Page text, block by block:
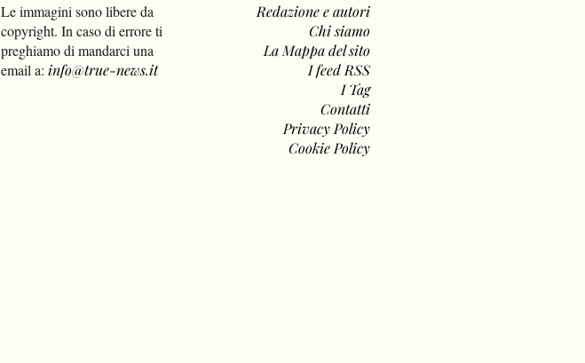
Le immagini sono libere da
copyright. In caso di errore ti
preghiamo di mandarci una
email a: info@true-news.it
Redazione e autori
Chi siamo
La Mappa del sito
I feed RSS
I Tag
Contatti
Privacy Policy
Cookie Policy